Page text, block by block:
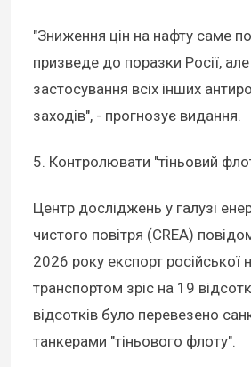
"Зниження цін на нафту саме
призведе до поразки Росії,
застосування всіх інших
заходів", - прогнозує видання.
5. Контролювати "тіньовий
Центр досліджень у галузі
чистого повітря (CREA)
2026 року експорт
транспортом зріс на 19
відсотків було перевезено
танкерами "тіньового флоту".